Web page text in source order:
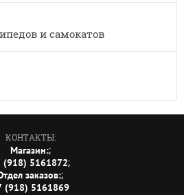
и самокатов
КОНТАКТЫ:
Магазин:;
(918) 5161872;
заказов:;
(918) 5161869